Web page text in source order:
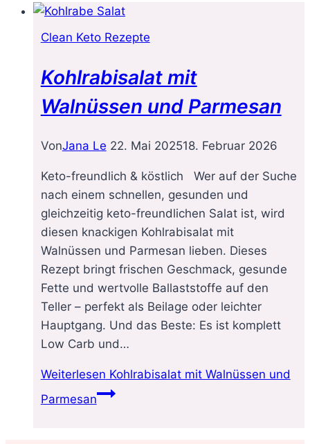
Clean Keto Rezepte
Kohlrabisalat mit
Walnüssen und Parmesan
VonJana Le 22. Mai 202518. Februar 2026
Keto-freundlich & köstlich Wer auf der Suche
nach einem schnellen, gesunden und
gleichzeitig keto-freundlichen Salat ist, wird
diesen knackigen Kohlrabisalat mit
Walnüssen und Parmesan lieben. Dieses
Rezept bringt frischen Geschmack, gesunde
Fette und wertvolle Ballaststoffe auf den
Teller – perfekt als Beilage oder leichter
Hauptgang. Und das Beste: Es ist komplett
Low Carb und…
Weiterlesen Kohlrabisalat mit Walnüssen und
Parmesan